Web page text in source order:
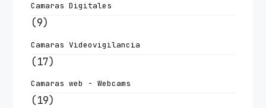
Camaras Digitales
(9)
Camaras Videovigilancia
(17)
Camaras web - Webcams
(19)